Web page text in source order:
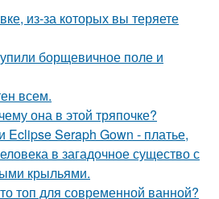
из-за которых вы теряете
борщевичное поле и
всем.
она в этой тряпочке?
Eclipse Seraph Gown - платье,
в загадочное существо с
крыльями.
топ для современной ванной?